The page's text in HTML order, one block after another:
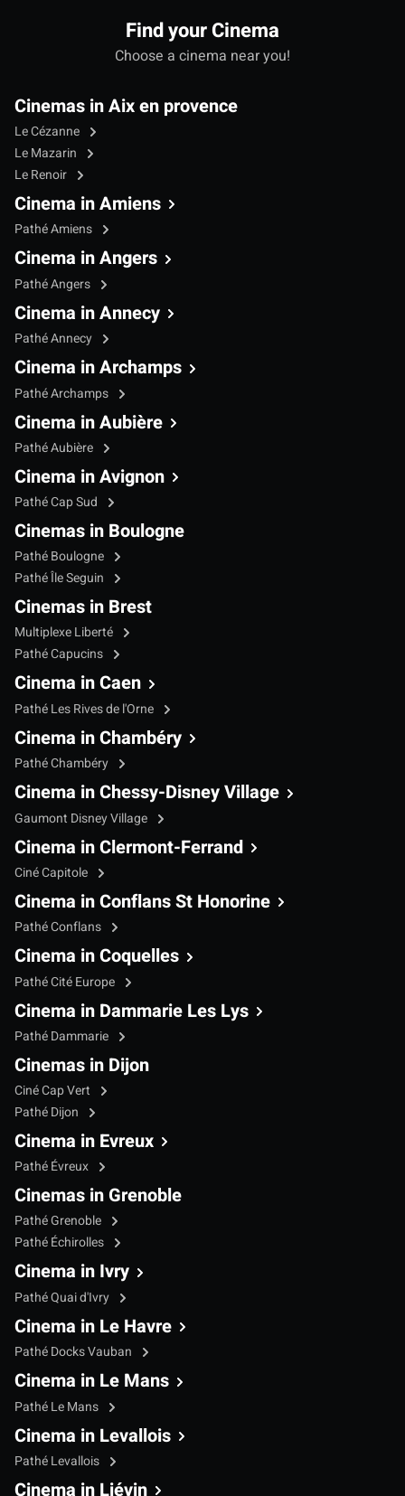
Find your Cinema
Choose a cinema near you!
Cinemas in Aix en provence
Le Cézanne
Le Mazarin
Le Renoir
Cinema in Amiens
Pathé Amiens
Cinema in Angers
Pathé Angers
Cinema in Annecy
Pathé Annecy
Cinema in Archamps
Pathé Archamps
Cinema in Aubière
Pathé Aubière
Cinema in Avignon
Pathé Cap Sud
Cinemas in Boulogne
Pathé Boulogne
Pathé Île Seguin
Cinemas in Brest
Multiplexe Liberté
Pathé Capucins
Cinema in Caen
Pathé Les Rives de l'Orne
Cinema in Chambéry
Pathé Chambéry
Cinema in Chessy-Disney Village
Gaumont Disney Village
Cinema in Clermont-Ferrand
Ciné Capitole
Cinema in Conflans St Honorine
Pathé Conflans
Cinema in Coquelles
Pathé Cité Europe
Cinema in Dammarie Les Lys
Pathé Dammarie
Cinemas in Dijon
Ciné Cap Vert
Pathé Dijon
Cinema in Evreux
Pathé Évreux
Cinemas in Grenoble
Pathé Grenoble
Pathé Échirolles
Cinema in Ivry
Pathé Quai d'Ivry
Cinema in Le Havre
Pathé Docks Vauban
Cinema in Le Mans
Pathé Le Mans
Cinema in Levallois
Pathé Levallois
Cinema in Liévin